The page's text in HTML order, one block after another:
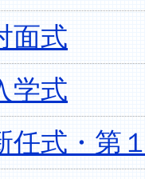
面式
学式
式・第